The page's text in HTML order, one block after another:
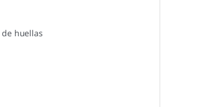
huellas